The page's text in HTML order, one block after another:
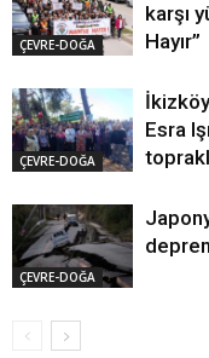
ÇEVRE-DOĞA
karşı
Hayır”
ÇEVRE-DOĞA
Esra
ÇEVRE-DOĞA